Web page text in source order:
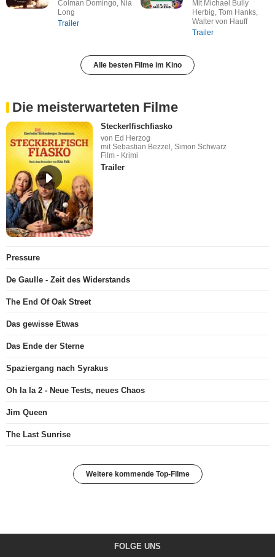
Colman Domingo, Nia
Long
Trailer
Mit Michael Bully
Herbig, Tom Hanks,
Walter von Hauff
Trailer
Alle besten Filme im Kino
Die meisterwarteten Filme
Steckerlfischfiasko
von Ed Herzog
mit Sebastian Bezzel, Simon Schwarz
Film - Krimi
Trailer
Pressure
De Gaulle - Zeit des Widerstands
The End Of Oak Street
Das gewisse Etwas
Das Ende der Sterne
Spaziergang nach Syrakus
Oh la la 2 - Neue Tests, neues Chaos
Jim Queen
The Last Sunrise
Weitere kommende Top-Filme
FOLGE UNS